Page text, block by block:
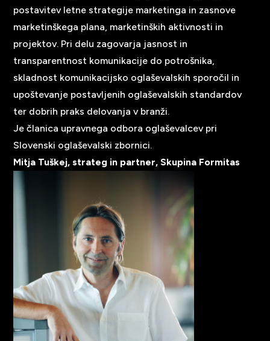
postavitev letne strategije marketinga in zasnove
marketinškega plana, marketinških aktivnosti in
projektov. Pri delu zagovarja jasnost in
transparentnost komunikacije do potrošnika,
skladnost komunikacijsko oglaševalskih sporočil in
upoštevanje postavljenih oglaševalskih standardov
ter dobrih praks delovanja v branži.
Je članica upravnega odbora oglaševalcev pri
Slovenski oglaševalski zbornici.
Mitja Tuškej, strateg in partner, Skupina Formitas